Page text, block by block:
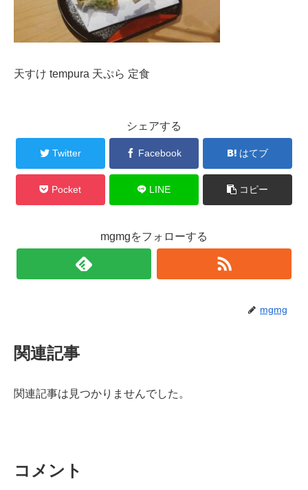
天すけ tempura 天ぷら 定食
シェアする
Twitter Facebook はてブ
Pocket LINE コピー
mgmgをフォローする
mgmg
関連記事
関連記事は見つかりませんでした。
コメント